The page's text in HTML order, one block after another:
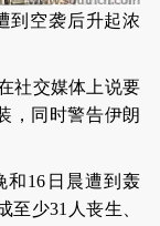
到空袭后升起浓
社交媒体上说要
，同时警告伊朗
16日晨遭到轰
少31人丧生、